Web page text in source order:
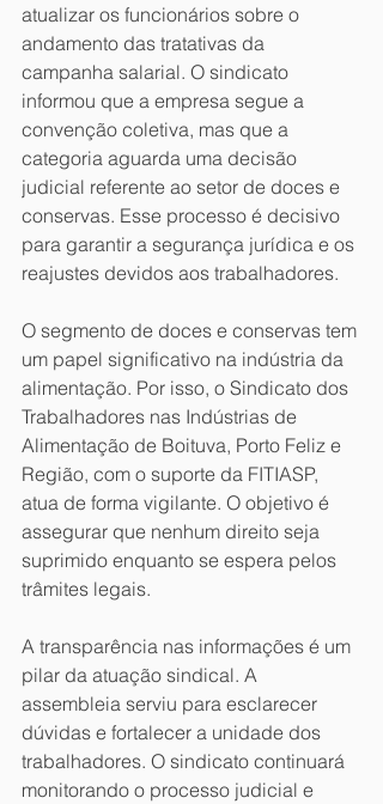
atualizar os funcionários sobre o
andamento das tratativas da
campanha salarial. O sindicato
informou que a empresa segue a
convenção coletiva, mas que a
categoria aguarda uma decisão
judicial referente ao setor de doces e
conservas. Esse processo é decisivo
para garantir a segurança jurídica e os
reajustes devidos aos trabalhadores.
O segmento de doces e conservas tem
um papel significativo na indústria da
alimentação. Por isso, o Sindicato dos
Trabalhadores nas Indústrias de
Alimentação de Boituva, Porto Feliz e
Região, com o suporte da FITIASP,
atua de forma vigilante. O objetivo é
assegurar que nenhum direito seja
suprimido enquanto se espera pelos
trâmites legais.
A transparência nas informações é um
pilar da atuação sindical. A
assembleia serviu para esclarecer
dúvidas e fortalecer a unidade dos
trabalhadores. O sindicato continuará
monitorando o processo judicial e